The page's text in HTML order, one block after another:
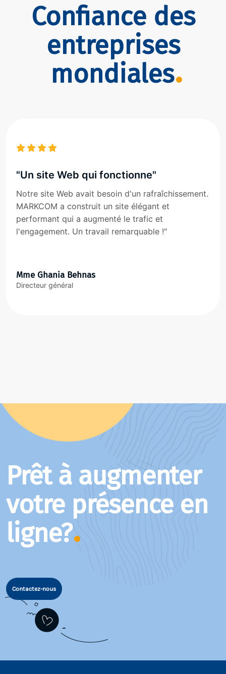
Confiance des
entreprises
mondiales
"Un site Web qui fonctionne"
Notre site Web avait besoin d'un rafraîchissement.
MARKCOM a construit un site élégant et
performant qui a augmenté le trafic et
l'engagement. Un travail remarquable !"
Mme Ghania Behnas
Directeur général
Prêt à augmenter
votre présence en
ligne?
Contactez-nous